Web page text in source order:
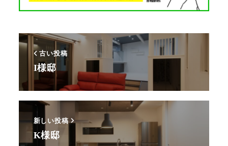
古い投稿
I様邸
新しい投稿
K様邸